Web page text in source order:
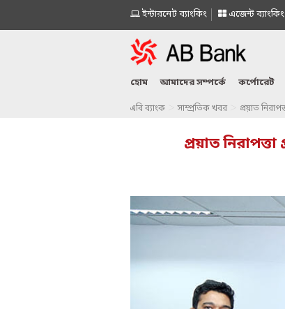
ইন্টারনেট ব্যাংকিং এজেন্ট ব্যাংকিং
হোম আমাদের সম্পর্কে কর্পোরেট
এবি ব্যাংক সাম্প্রতিক খবর প্রয়াত
প্রয়াত